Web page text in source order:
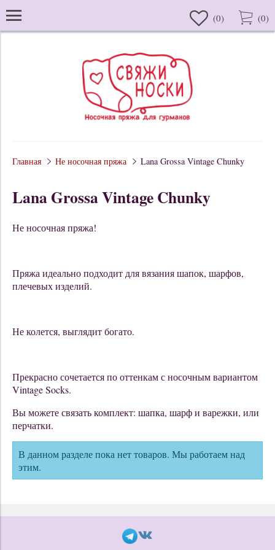
(0) (0)
Главная Не носочная пряжа Lana Grossa Vintage Chunky
Lana Grossa Vintage Chunky
Не носочная пряжа!
Пряжа идеально подходит для вязания шапок, шарфов,
плечевых изделий.
Не колется, выглядит богато.
Прекрасно сочетается по оттенкам с носочным вариантом
Vintage Socks.
Вы можете связать комплект: шапка, шарф и варежки, или
перчатки.
В данном разделе пока нет товаров. Мы работаем над
этим.